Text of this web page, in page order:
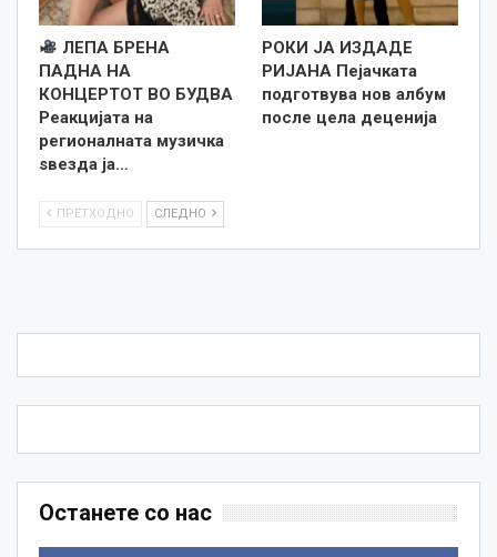
ЛЕПА БРЕНА
ПАДНА НА
КОНЦЕРТОТ ВО БУДВА
Реакцијата на
регионалната музичка
ѕвезда ја…
РОКИ ЈА ИЗДАДЕ
РИЈАНА Пејачката
подготвува нов албум
после цела деценија
ПРЕТХОДНО СЛЕДНО
Останете со нас